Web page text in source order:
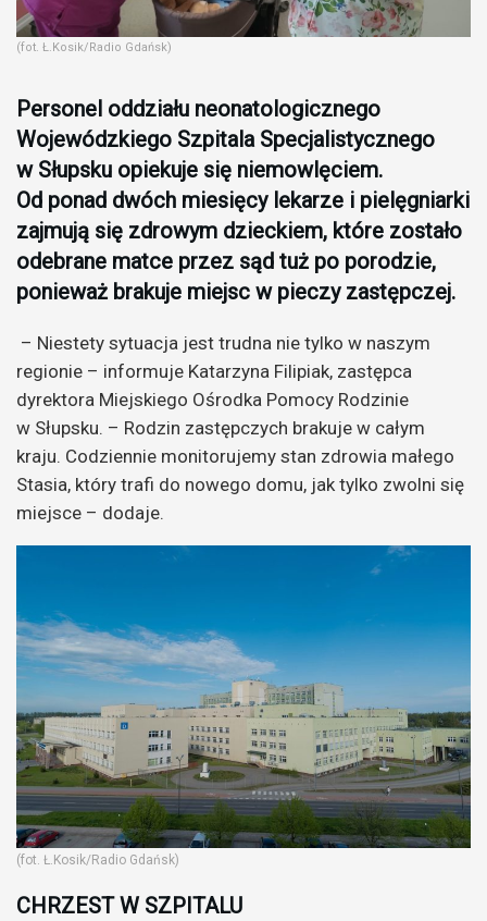
(fot. Ł.Kosik/Radio Gdańsk)
Personel oddziału neonatologicznego
Wojewódzkiego Szpitala Specjalistycznego
w Słupsku opiekuje się niemowlęciem.
Od ponad dwóch miesięcy lekarze i pielęgniarki
zajmują się zdrowym dzieckiem, które zostało
odebrane matce przez sąd tuż po porodzie,
ponieważ brakuje miejsc w pieczy zastępczej.
– Niestety sytuacja jest trudna nie tylko w naszym
regionie – informuje Katarzyna Filipiak, zastępca
dyrektora Miejskiego Ośrodka Pomocy Rodzinie
w Słupsku. – Rodzin zastępczych brakuje w całym
kraju. Codziennie monitorujemy stan zdrowia małego
Stasia, który trafi do nowego domu, jak tylko zwolni się
miejsce – dodaje.
(fot. Ł.Kosik/Radio Gdańsk)
CHRZEST W SZPITALU